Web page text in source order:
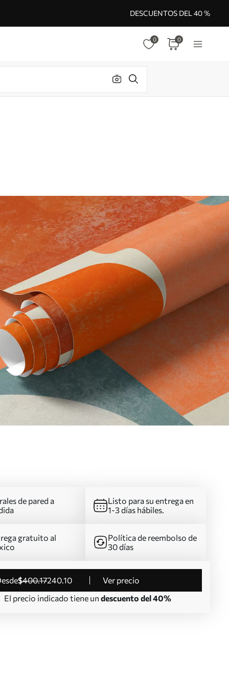
DESCUENTOS DEL 40 %
0 0
de pared a
Listo para su entrega en
1-3 días hábiles.
gratuito al
Política de reembolso de
30 días
desde$400.17240.10
Ver precio
El precio indicado tiene un descuento del 40%